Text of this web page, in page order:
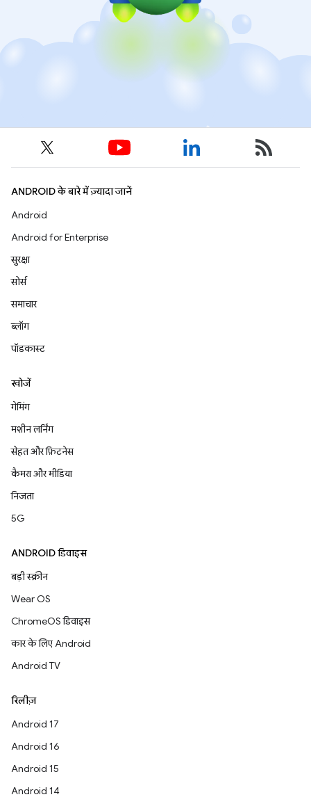
ANDROID के बारे में ज़्यादा जानें
Android
Android for Enterprise
सुरक्षा
सोर्स
समाचार
ब्लॉग
पॉडकास्ट
खोजें
गेमिंग
मशीन लर्निंग
सेहत और फ़िटनेस
कैमरा और मीडिया
निजता
5G
ANDROID डिवाइस
बड़ी स्क्रीन
Wear OS
ChromeOS डिवाइस
कार के लिए Android
Android TV
रिलीज़
Android 17
Android 16
Android 15
Android 14